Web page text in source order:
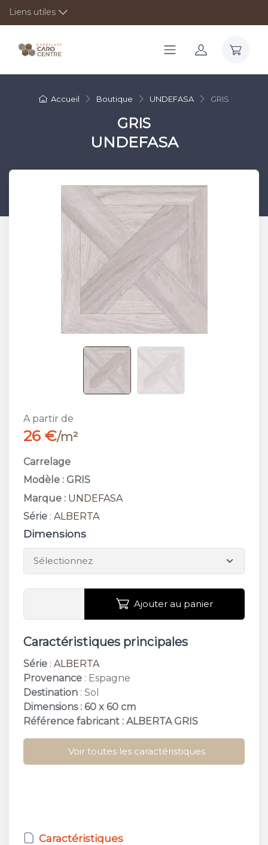
Liens utiles
Accueil Boutique UNDEFASA GRIS
GRIS
UNDEFASA
A partir de
26 €/m²
Carrelage
Modèle : GRIS
Marque : UNDEFASA
Série : ALBERTA
Dimensions
Ajouter au panier
Caractéristiques principales
Série : ALBERTA
Provenance : Espagne
Destination : Sol
Dimensions : 60 x 60 cm
Référence fabricant : ALBERTA GRIS
Voir toutes les caractéristiques
Caractéristiques